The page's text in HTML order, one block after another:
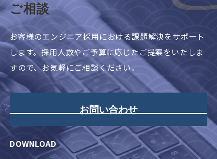
ご相談
お客様のエンジニア採用における課題解決をサポート
します。採用人数やご予算に応じたご提案をいたしま
すので、お気軽にご相談ください。
お問い合わせ
DOWNLOAD